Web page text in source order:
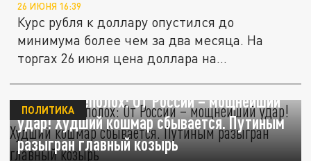
26 ИЮНЯ 16:39
Курс рубля к доллару опустился до
минимума более чем за два месяца. На
торгах 26 июня цена доллара на
В США переполох: От России – мощнейший
удар! Худший кошмар сбывается. Путиным
разыгран главный козырь
ПОЛИТИКА